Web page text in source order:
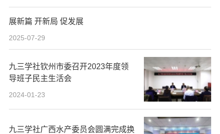
展新篇 开新局 促发展
2025-07-29
九三学社钦州市委召开2023年度领
导班子民主生活会
2024-01-23
九三学社广西水产委员会圆满完成换